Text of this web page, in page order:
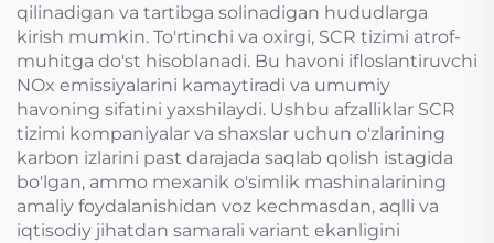
qilinadigan va tartibga solinadigan hududlarga
kirish mumkin. To'rtinchi va oxirgi, SCR tizimi atrof-
muhitga do'st hisoblanadi. Bu havoni ifloslantiruvchi
NOx emissiyalarini kamaytiradi va umumiy
havoning sifatini yaxshilaydi. Ushbu afzalliklar SCR
tizimi kompaniyalar va shaxslar uchun o'zlarining
karbon izlarini past darajada saqlab qolish istagida
bo'lgan, ammo mexanik o'simlik mashinalarining
amaliy foydalanishidan voz kechmasdan, aqlli va
iqtisodiy jihatdan samarali variant ekanligini